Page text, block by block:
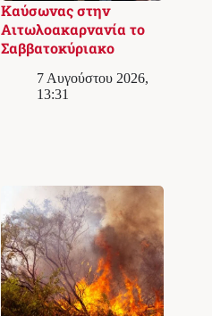
Καύσωνας στην
Αιτωλοακαρνανία το
Σαββατοκύριακο
7 Αυγούστου 2026,
13:31